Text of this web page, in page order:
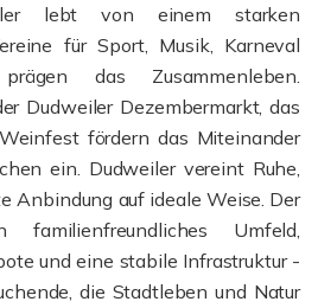
lebt von einem starken
für Sport, Musik, Karneval
das Zusammenleben.
Dudweiler Dezembermarkt, das
fördern das Miteinander
ein. Dudweiler vereint Ruhe,
Anbindung auf ideale Weise. Der
Umfeld,
und eine stabile Infrastruktur -
die Stadtleben und Natur